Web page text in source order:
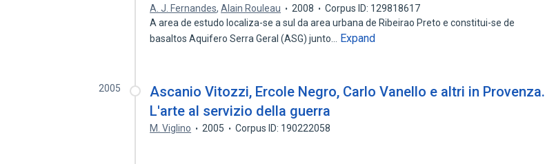
A. J. Fernandes,Alain Rouleau 2008
Corpus ID: 129818617
A area de estudo localiza-se a sul da area urbana de Ribeirao Preto e constitui-se de
basaltos Aquifero Serra Geral (ASG) junto…
Expand
2005
Ascanio Vitozzi, Ercole Negro, Carlo Vanello e altri in Provenza.
L'arte al servizio della guerra
M. Viglino 2005 Corpus ID: 190222058